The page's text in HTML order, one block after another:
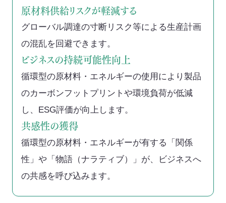
環境認証審査サービス
海外事業
Mission
お知らせ
セミナー・イベント
会社概要
業務連携
原材料供給リスクが軽減する
グローバル調達の寸断リスク等による生産計画
の混乱を回避できます。
ビジネスの持続可能性向上
循環型の原材料・エネルギーの使用により製品
のカーボンフットプリントや環境負荷が低減
し、ESG評価が向上します。
共感性の獲得
循環型の原材料・エネルギーが有する「関係
性」や「物語（ナラティブ）」が、ビジネスへ
の共感を呼び込みます。